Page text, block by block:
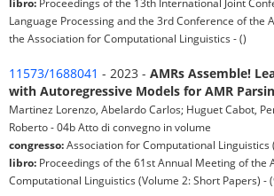
Language Processing and the 3rd Conference of the
the Association for Computational Linguistics - ()
11573/1688041 - 2023 - AMRs Assemble!
with Autoregressive Models for AMR
Martinez Lorenzo, Abelardo Carlos; Huguet Cabot,
Roberto - 04b Atto di convegno in volume
congresso:Association for Computational Linguistics
libro: Proceedings of the 61st Annual Meeting of the
Computational Linguistics (Volume 2: Short Papers) -